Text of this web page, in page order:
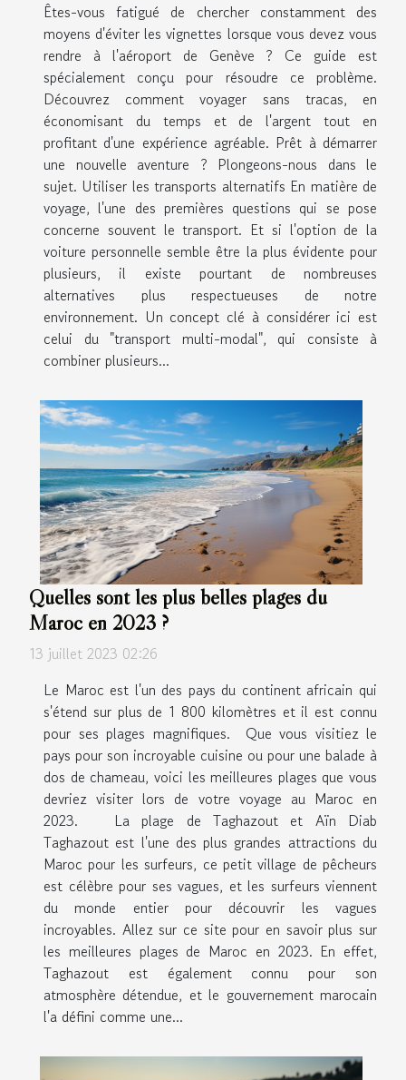
Êtes-vous fatigué de chercher constamment des
moyens d'éviter les vignettes lorsque vous devez vous
rendre à l'aéroport de Genève ? Ce guide est
spécialement conçu pour résoudre ce problème.
Découvrez comment voyager sans tracas, en
économisant du temps et de l'argent tout en
profitant d'une expérience agréable. Prêt à démarrer
une nouvelle aventure ? Plongeons-nous dans le
sujet. Utiliser les transports alternatifs En matière de
voyage, l'une des premières questions qui se pose
concerne souvent le transport. Et si l'option de la
voiture personnelle semble être la plus évidente pour
plusieurs, il existe pourtant de nombreuses
alternatives plus respectueuses de notre
environnement. Un concept clé à considérer ici est
celui du "transport multi-modal", qui consiste à
combiner plusieurs...
Quelles sont les plus belles plages du
Maroc en 2023 ?
13 juillet 2023 02:26
Le Maroc est l'un des pays du continent africain qui
s'étend sur plus de 1 800 kilomètres et il est connu
pour ses plages magnifiques. Que vous visitiez le
pays pour son incroyable cuisine ou pour une balade à
dos de chameau, voici les meilleures plages que vous
devriez visiter lors de votre voyage au Maroc en
2023. La plage de Taghazout et Aïn Diab
Taghazout est l'une des plus grandes attractions du
Maroc pour les surfeurs, ce petit village de pêcheurs
est célèbre pour ses vagues, et les surfeurs viennent
du monde entier pour découvrir les vagues
incroyables. Allez sur ce site pour en savoir plus sur
les meilleures plages de Maroc en 2023. En effet,
Taghazout est également connu pour son
atmosphère détendue, et le gouvernement marocain
l'a défini comme une...